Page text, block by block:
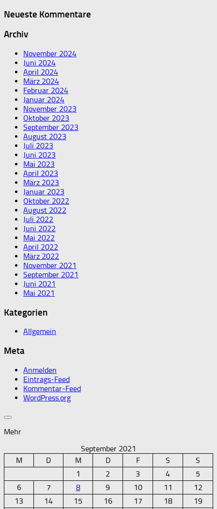
Neueste Kommentare
Archiv
November 2024
Juni 2024
April 2024
März 2024
Februar 2024
Januar 2024
November 2023
Oktober 2023
September 2023
August 2023
Juli 2023
Juni 2023
Mai 2023
April 2023
März 2023
Januar 2023
Oktober 2022
August 2022
Juli 2022
Juni 2022
Mai 2022
April 2022
März 2022
November 2021
September 2021
Juni 2021
Mai 2021
Kategorien
Allgemein
Meta
Anmelden
Eintrags-Feed
Kommentar-Feed
WordPress.org
Mehr
September 2021
M
D M D F S
S
1
2 3 4
5
6
7 8 9 10 11
12
13
14 15 16 17 18 19